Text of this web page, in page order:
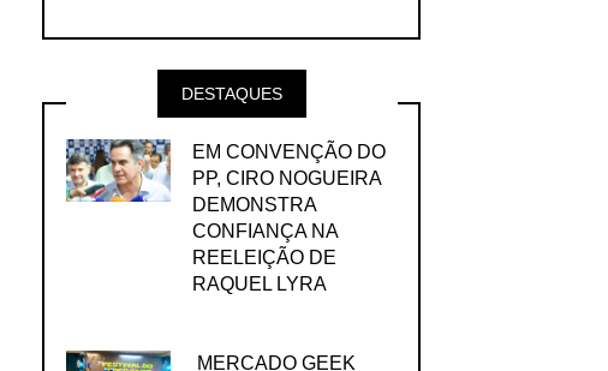
DESTAQUES
EM CONVENÇÃO DO
PP, CIRO NOGUEIRA
DEMONSTRA
CONFIANÇA NA
REELEIÇÃO DE
RAQUEL LYRA
MERCADO GEEK